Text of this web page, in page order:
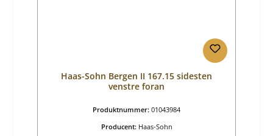
Haas-Sohn Bergen II 167.15 sidesten
venstre foran
Produktnummer: 01043984
Producent: Haas-Sohn